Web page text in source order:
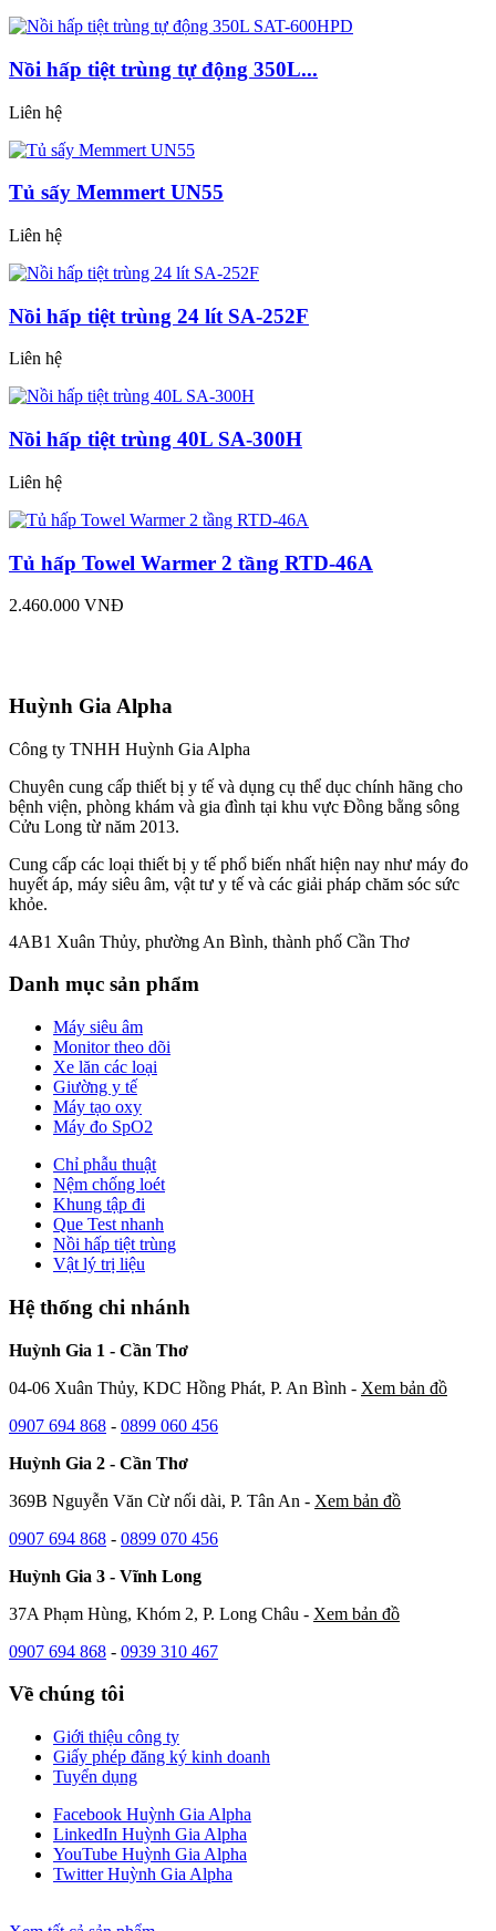
Nồi hấp tiệt trùng tự động 350L...
Liên hệ
Tủ sấy Memmert UN55
Liên hệ
Nồi hấp tiệt trùng 24 lít SA-252F
Liên hệ
Nồi hấp tiệt trùng 40L SA-300H
Liên hệ
Tủ hấp Towel Warmer 2 tầng RTD-46A
2.460.000 VNĐ
Huỳnh Gia Alpha
Công ty TNHH Huỳnh Gia Alpha
Chuyên cung cấp thiết bị y tế và dụng cụ thể dục chính hãng cho
bệnh viện, phòng khám và gia đình tại khu vực Đồng bằng sông
Cửu Long từ năm 2013.
Cung cấp các loại thiết bị y tế phổ biến nhất hiện nay như máy đo
huyết áp, máy siêu âm, vật tư y tế và các giải pháp chăm sóc sức
khỏe.
4AB1 Xuân Thủy, phường An Bình, thành phố Cần Thơ
Danh mục sản phẩm
Máy siêu âm
Monitor theo dõi
Xe lăn các loại
Giường y tế
Máy tạo oxy
Máy đo SpO2
Chỉ phẫu thuật
Nệm chống loét
Khung tập đi
Que Test nhanh
Nồi hấp tiệt trùng
Vật lý trị liệu
Hệ thống chi nhánh
Huỳnh Gia 1 - Cần Thơ
04-06 Xuân Thủy, KDC Hồng Phát, P. An Bình - Xem bản đồ
0907 694 868 - 0899 060 456
Huỳnh Gia 2 - Cần Thơ
369B Nguyễn Văn Cừ nối dài, P. Tân An - Xem bản đồ
0907 694 868 - 0899 070 456
Huỳnh Gia 3 - Vĩnh Long
37A Phạm Hùng, Khóm 2, P. Long Châu - Xem bản đồ
0907 694 868 - 0939 310 467
Về chúng tôi
Giới thiệu công ty
Giấy phép đăng ký kinh doanh
Tuyển dụng
Facebook Huỳnh Gia Alpha
LinkedIn Huỳnh Gia Alpha
YouTube Huỳnh Gia Alpha
Twitter Huỳnh Gia Alpha